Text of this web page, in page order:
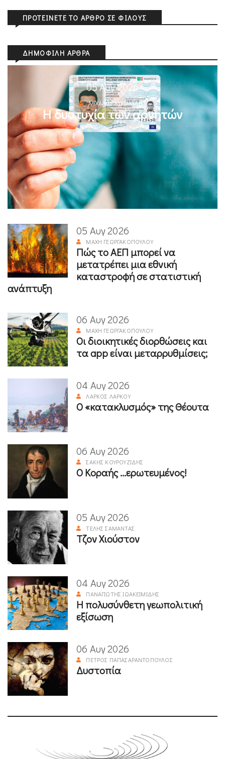
ΠΡΟΤΕΊΝΕΤΕ ΤΟ ΆΡΘΡΟ ΣΕ ΦΊΛΟΥΣ
ΔΗΜΟΦΙΛΉ ΆΡΘΡΑ
05 Αυγ 2026
ΜΙΧΆΛΗΣ ΚΥΡΙΑΚΊΔΗΣ
Η δυστυχία των αρνητών
05 Αυγ 2026
ΜΆΧΗ ΓΕΩΡΓΑΚΟΠΟΎΛΟΥ
Πώς το ΑΕΠ μπορεί να
μετατρέπει μια εθνική
καταστροφή σε στατιστική
ανάπτυξη
06 Αυγ 2026
ΜΆΧΗ ΓΕΩΡΓΑΚΟΠΟΎΛΟΥ
Οι διοικητικές διορθώσεις και
τα app είναι μεταρρυθμίσεις;
04 Αυγ 2026
ΛΆΡΚΟΣ ΛΆΡΚΟΥ
Ο «κατακλυσμός» της Θέουτα
06 Αυγ 2026
ΣΆΚΗΣ ΚΟΥΡΟΥΖΊΔΗΣ
Ο Κοραής ...ερωτευμένος!
05 Αυγ 2026
ΤΈΛΗΣ ΣΑΜΑΝΤΆΣ
Τζον Χιούστον
04 Αυγ 2026
ΠΑΝΑΓΙΏΤΗΣ ΙΩΑΚΕΙΜΊΔΗΣ
Η πολυσύνθετη γεωπολιτική
εξίσωση
06 Αυγ 2026
ΠΈΤΡΟΣ ΠΑΠΑΣΑΡΑΝΤΌΠΟΥΛΟΣ
Δυστοπία